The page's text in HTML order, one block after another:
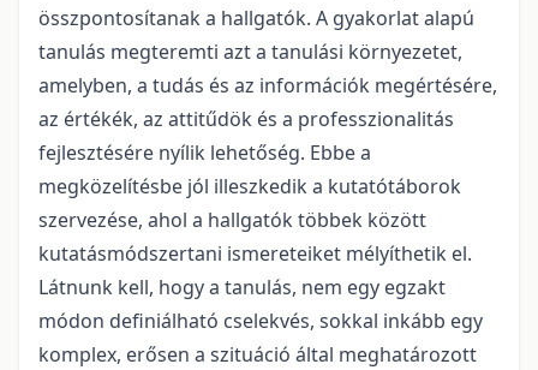
összpontosítanak a hallgatók. A gyakorlat alapú
tanulás megteremti azt a tanulási környezetet,
amelyben, a tudás és az információk megértésére,
az értékék, az attitűdök és a professzionalitás
fejlesztésére nyílik lehetőség. Ebbe a
megközelítésbe jól illeszkedik a kutatótáborok
szervezése, ahol a hallgatók többek között
kutatásmódszertani ismereteiket mélyíthetik el.
Látnunk kell, hogy a tanulás, nem egy egzakt
módon definiálható cselekvés, sokkal inkább egy
komplex, erősen a szituáció által meghatározott